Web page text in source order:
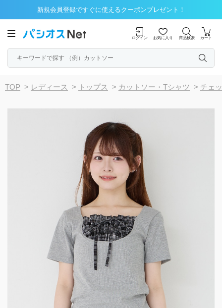
新規会員登録ですぐに使えるクーポンプレゼント！
ログイン お気に入り 商品検索 カート
TOP > レディース > トップス > カットソー・Tシャツ > チェ